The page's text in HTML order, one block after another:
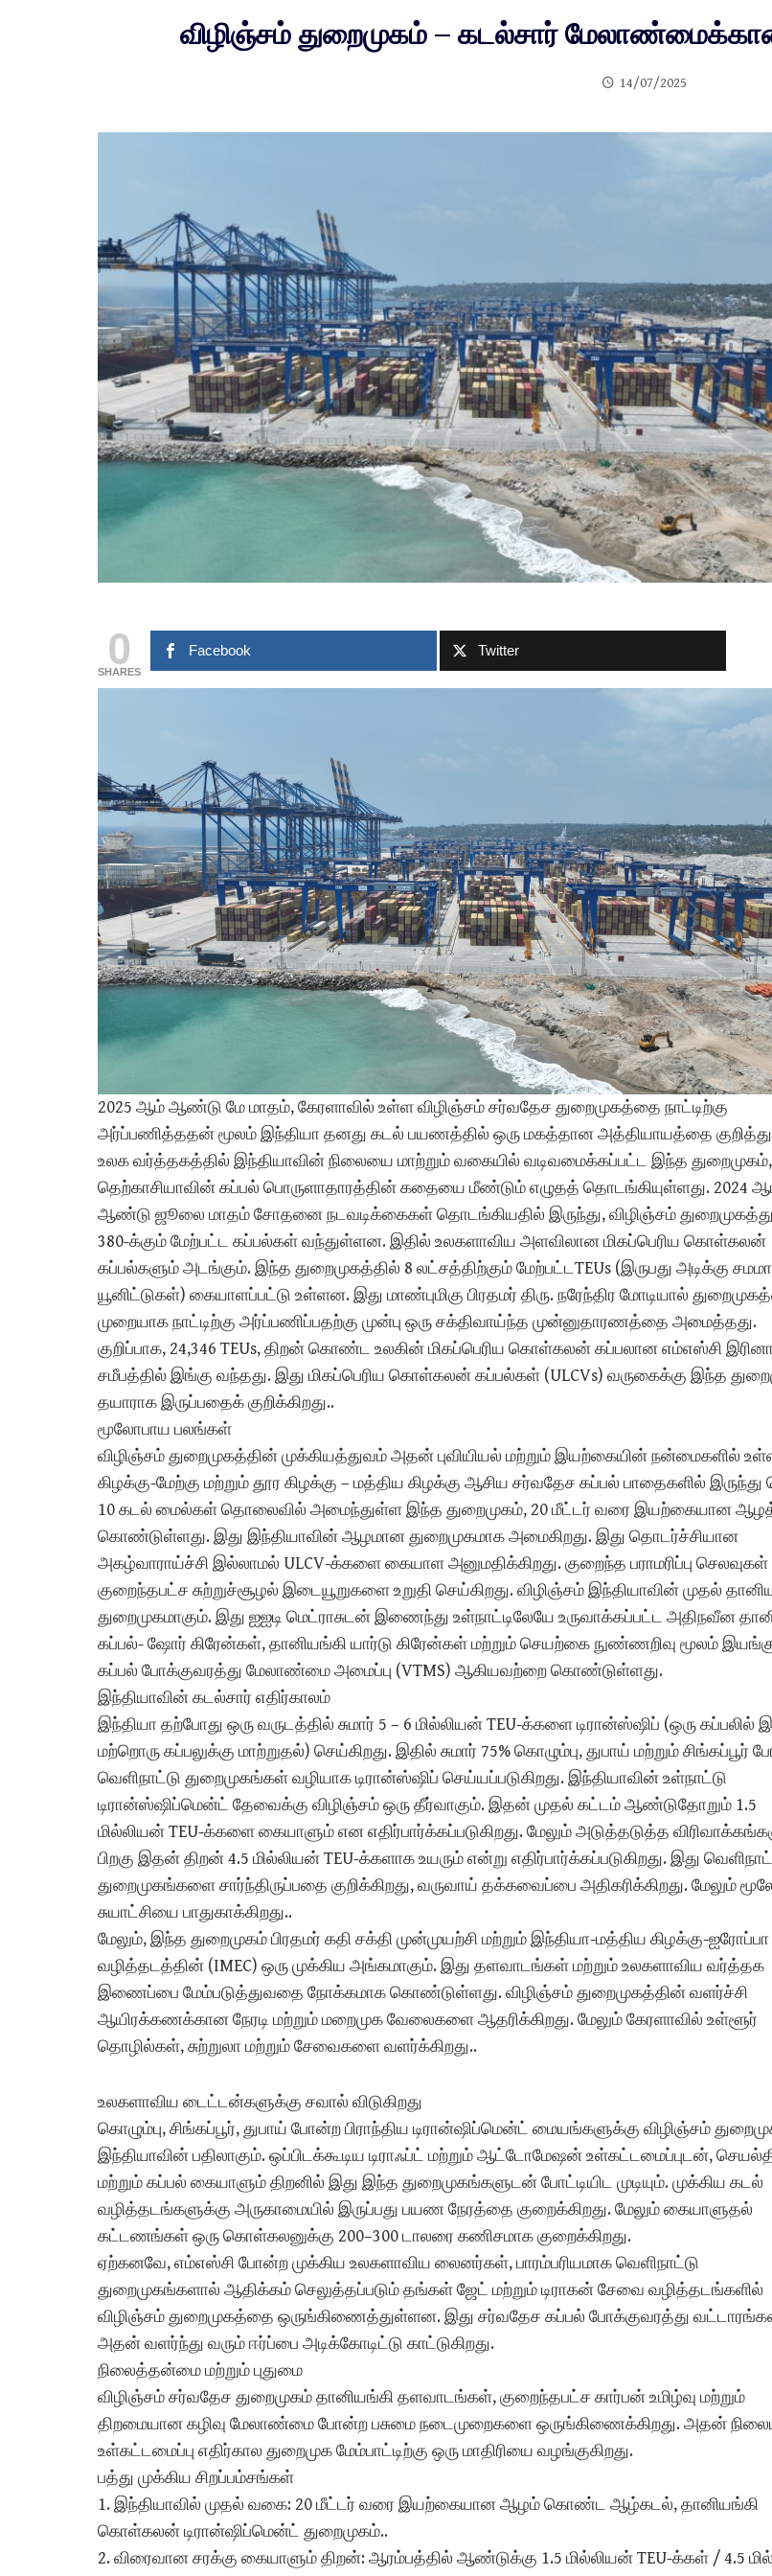
விழிஞ்சம் துறைமுகம் – கடல்சார்
14/07/2025
0
SHARES
Facebook Twitter
2025 ஆம் ஆண்டு மே மாதம், கேரளாவில் உள்ள விழிஞ்சம் சர்வதேச துறைமுகத்தை நாட்டிற்கு
அர்ப்பணித்ததன் மூலம் இந்தியா தனது கடல் பயணத்தில் ஒரு மகத்தான அத்தியாயத்தை
உலக வர்த்தகத்தில் இந்தியாவின் நிலையை மாற்றும் வகையில் வடிவமைக்கப்பட்ட இந்த துறைமுகம்,
தெற்காசியாவின் கப்பல் பொருளாதாரத்தின் கதையை மீண்டும் எழுதத் தொடங்கியுள்ளது. 2024
ஆண்டு ஜூலை மாதம் சோதனை நடவடிக்கைகள் தொடங்கியதில் இருந்து, விழிஞ்சம்
380-க்கும் மேற்பட்ட கப்பல்கள் வந்துள்ளன. இதில் உலகளாவிய அளவிலான மிகப்பெரிய கொள்கலன்
கப்பல்களும் அடங்கும். இந்த துறைமுகத்தில் 8 லட்சத்திற்கும் மேற்பட்டTEUs (இருபது அடிக்கு
யூனிட்டுகள்) கையாளப்பட்டு உள்ளன. இது மாண்புமிகு பிரதமர் திரு. நரேந்திர மோடியால்
முறையாக நாட்டிற்கு அர்ப்பணிப்பதற்கு முன்பு ஒரு சக்திவாய்ந்த முன்னுதாரணத்தை அமைத்தது.
குறிப்பாக, 24,346 TEUs, திறன் கொண்ட உலகின் மிகப்பெரிய கொள்கலன் கப்பலான எம்எஸ்சி
சமீபத்தில் இங்கு வந்தது. இது மிகப்பெரிய கொள்கலன் கப்பல்கள் (ULCVs) வருகைக்கு இந்த
தயாராக இருப்பதைக் குறிக்கிறது..
மூலோபாய பலங்கள்
விழிஞ்சம் துறைமுகத்தின் முக்கியத்துவம் அதன் புவியியல் மற்றும் இயற்கையின் நன்மைகளில்
கிழக்கு-மேற்கு மற்றும் தூர கிழக்கு – மத்திய கிழக்கு ஆசிய சர்வதேச கப்பல் பாதைகளில் இருந்து
10 கடல் மைல்கள் தொலைவில் அமைந்துள்ள இந்த துறைமுகம், 20 மீட்டர் வரை இயற்கையான
கொண்டுள்ளது. இது இந்தியாவின் ஆழமான துறைமுகமாக அமைகிறது. இது தொடர்ச்சியான
அகழ்வாராய்ச்சி இல்லாமல் ULCV-க்களை கையாள அனுமதிக்கிறது. குறைந்த பராமரிப்பு செலவுகள்
குறைந்தபட்ச சுற்றுச்சூழல் இடையூறுகளை உறுதி செய்கிறது. விழிஞ்சம் இந்தியாவின் முதல்
துறைமுகமாகும். இது ஐஐடி மெட்ராசுடன் இணைந்து உள்நாட்டிலேயே உருவாக்கப்பட்ட அதிநவீன
கப்பல்- ஷோர் கிரேன்கள், தானியங்கி யார்டு கிரேன்கள் மற்றும் செயற்கை நுண்ணறிவு மூலம்
கப்பல் போக்குவரத்து மேலாண்மை அமைப்பு (VTMS) ஆகியவற்றை கொண்டுள்ளது.
இந்தியாவின் கடல்சார் எதிர்காலம்
இந்தியா தற்போது ஒரு வருடத்தில் சுமார் 5 – 6 மில்லியன் TEU-க்களை டிரான்ஸ்ஷிப் (ஒரு கப்பலில்
மற்றொரு கப்பலுக்கு மாற்றுதல்) செய்கிறது. இதில் சுமார் 75% கொழும்பு, துபாய் மற்றும் சிங்கப்பூர்
வெளிநாட்டு துறைமுகங்கள் வழியாக டிரான்ஸ்ஷிப் செய்யப்படுகிறது. இந்தியாவின் உள்நாட்டு
டிரான்ஸ்ஷிப்மென்ட் தேவைக்கு விழிஞ்சம் ஒரு தீர்வாகும். இதன் முதல் கட்டம் ஆண்டுதோறும் 1.5
மில்லியன் TEU-க்களை கையாளும் என எதிர்பார்க்கப்படுகிறது. மேலும் அடுத்தடுத்த
பிறகு இதன் திறன் 4.5 மில்லியன் TEU-க்களாக உயரும் என்று எதிர்பார்க்கப்படுகிறது. இது
துறைமுகங்களை சார்ந்திருப்பதை குறிக்கிறது, வருவாய் தக்கவைப்பை அதிகரிக்கிறது. மேலும்
சுயாட்சியை பாதுகாக்கிறது..
மேலும், இந்த துறைமுகம் பிரதமர் கதி சக்தி முன்முயற்சி மற்றும் இந்தியா-மத்திய கிழக்கு-ஐரோப்பா
வழித்தடத்தின் (IMEC) ஒரு முக்கிய அங்கமாகும். இது தளவாடங்கள் மற்றும் உலகளாவிய வர்த்தக
இணைப்பை மேம்படுத்துவதை நோக்கமாக கொண்டுள்ளது. விழிஞ்சம் துறைமுகத்தின் வளர்ச்சி
ஆயிரக்கணக்கான நேரடி மற்றும் மறைமுக வேலைகளை ஆதரிக்கிறது. மேலும் கேரளாவில் உள்ளூர்
தொழில்கள், சுற்றுலா மற்றும் சேவைகளை வளர்க்கிறது..
உலகளாவிய டைட்டன்களுக்கு சவால் விடுகிறது
கொழும்பு, சிங்கப்பூர், துபாய் போன்ற பிராந்திய டிரான்ஷிப்மென்ட் மையங்களுக்கு விழிஞ்சம்
இந்தியாவின் பதிலாகும். ஒப்பிடக்கூடிய டிராஃப்ட் மற்றும் ஆட்டோமேஷன் உள்கட்டமைப்புடன்,
மற்றும் கப்பல் கையாளும் திறனில் இது இந்த துறைமுகங்களுடன் போட்டியிட முடியும். முக்கிய கடல்
வழித்தடங்களுக்கு அருகாமையில் இருப்பது பயண நேரத்தை குறைக்கிறது. மேலும் கையாளுதல்
கட்டணங்கள் ஒரு கொள்கலனுக்கு 200–300 டாலரை கணிசமாக குறைக்கிறது.
ஏற்கனவே, எம்எஸ்சி போன்ற முக்கிய உலகளாவிய லைனர்கள், பாரம்பரியமாக வெளிநாட்டு
துறைமுகங்களால் ஆதிக்கம் செலுத்தப்படும் தங்கள் ஜேட் மற்றும் டிராகன் சேவை வழித்தடங்களில்
விழிஞ்சம் துறைமுகத்தை ஒருங்கிணைத்துள்ளன. இது சர்வதேச கப்பல் போக்குவரத்து
அதன் வளர்ந்து வரும் ஈர்ப்பை அடிக்கோடிட்டு காட்டுகிறது.
நிலைத்தன்மை மற்றும் புதுமை
விழிஞ்சம் சர்வதேச துறைமுகம் தானியங்கி தளவாடங்கள், குறைந்தபட்ச கார்பன் உமிழ்வு மற்றும்
திறமையான கழிவு மேலாண்மை போன்ற பசுமை நடைமுறைகளை ஒருங்கிணைக்கிறது. அதன்
உள்கட்டமைப்பு எதிர்கால துறைமுக மேம்பாட்டிற்கு ஒரு மாதிரியை வழங்குகிறது.
பத்து முக்கிய சிறப்பம்சங்கள்
1. இந்தியாவில் முதல் வகை: 20 மீட்டர் வரை இயற்கையான ஆழம் கொண்ட ஆழ்கடல், தானியங்கி
கொள்கலன் டிரான்ஷிப்மென்ட் துறைமுகம்..
2. விரைவான சரக்கு கையாளும் திறன்: ஆரம்பத்தில் ஆண்டுக்கு 1.5 மில்லியன் TEU-க்கள் / 4.5